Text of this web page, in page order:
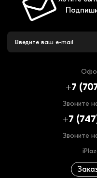
+7
Звоните
+7
Звоните